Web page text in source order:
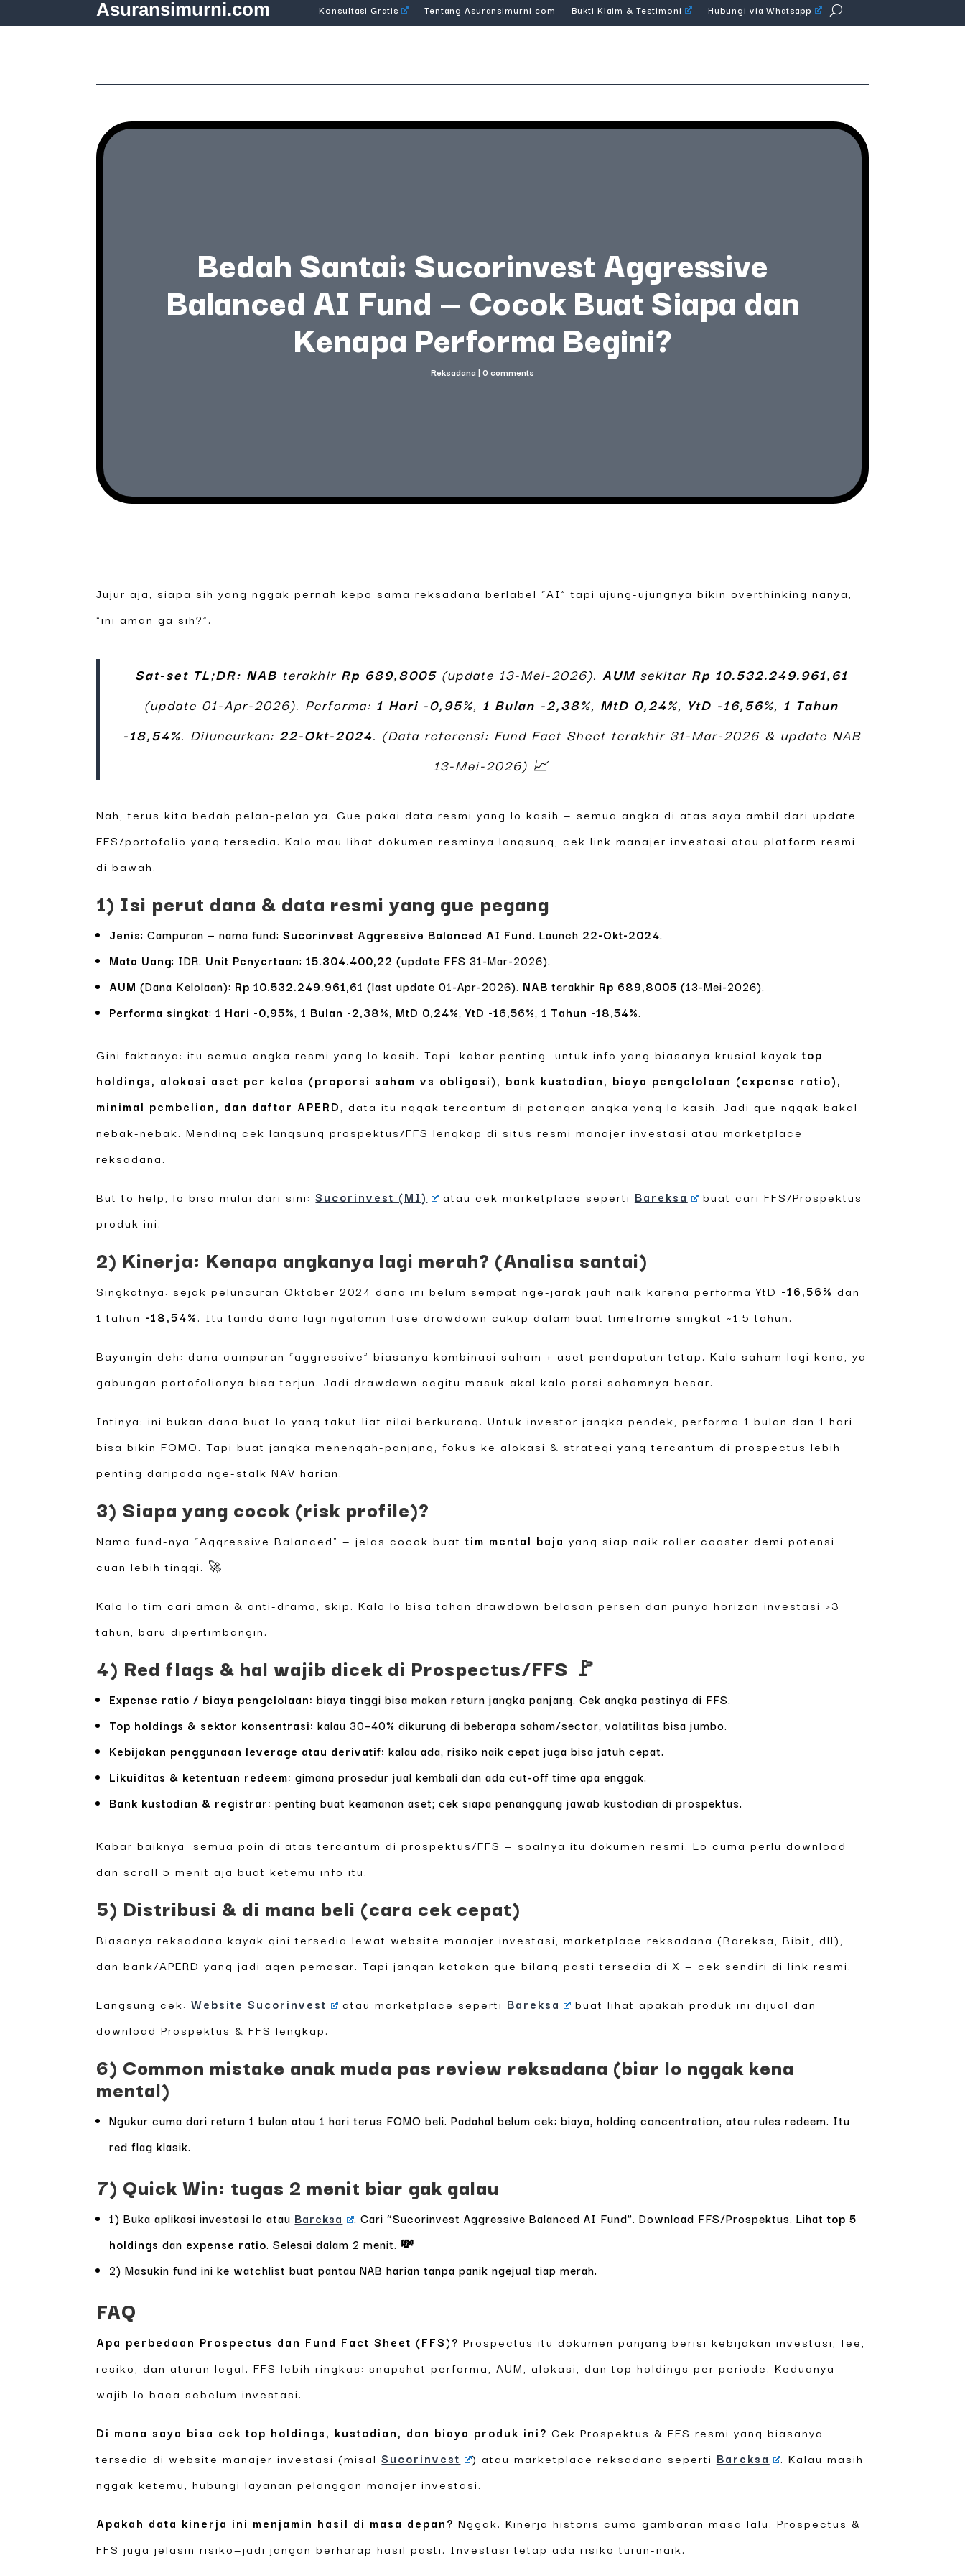
Asuransimurni.com Konsultasi Gratis Tentang Asuransimurni.com Bukti Klaim & Testimoni Hubungi via Whatsapp
Bedah Santai: Sucorinvest Aggressive
Balanced AI Fund — Cocok Buat Siapa dan
Kenapa Performa Begini?
Reksadana | 0 comments
Jujur aja, siapa sih yang nggak pernah kepo sama reksadana berlabel “AI” tapi ujung-ujungnya bikin overthinking nanya,
“ini aman ga sih?”.
Sat-set TL;DR: NAB terakhir Rp 689,8005 (update 13-Mei-2026). AUM sekitar Rp 10.532.249.961,61
(update 01-Apr-2026). Performa: 1 Hari -0,95%, 1 Bulan -2,38%, MtD 0,24%, YtD -16,56%, 1 Tahun
-18,54%. Diluncurkan: 22-Okt-2024. (Data referensi: Fund Fact Sheet terakhir 31-Mar-2026 & update NAB
13-Mei-2026) 📈
Nah, terus kita bedah pelan-pelan ya. Gue pakai data resmi yang lo kasih — semua angka di atas saya ambil dari update
FFS/portofolio yang tersedia. Kalo mau lihat dokumen resminya langsung, cek link manajer investasi atau platform resmi
di bawah.
1) Isi perut dana & data resmi yang gue pegang
Jenis: Campuran — nama fund:Sucorinvest Aggressive Balanced AI Fund. Launch 22-Okt-2024.
Mata Uang: IDR. Unit Penyertaan:15.304.400,22 (update FFS 31-Mar-2026).
AUM (Dana Kelolaan): Rp 10.532.249.961,61 (last update 01-Apr-2026). NAB terakhir Rp 689,8005 (13-Mei-2026).
Performa singkat:1 Hari -0,95%,1 Bulan -2,38%, MtD 0,24%,YtD -16,56%,1 Tahun -18,54%.
Gini faktanya: itu semua angka resmi yang lo kasih. Tapi—kabar penting—untuk info yang biasanya krusial kayaktop
holdings, alokasi aset per kelas (proporsi saham vs obligasi), bank kustodian, biaya pengelolaan (expense ratio),
minimal pembelian, dan daftar APERD, data itu nggak tercantum di potongan angka yang lo kasih. Jadi gue nggak bakal
nebak-nebak. Mending cek langsung prospektus/FFS lengkap di situs resmi manajer investasi atau marketplace
reksadana.
But to help, lo bisa mulai dari sini:Sucorinvest (MI) atau cek marketplace seperti Bareksa
buat cari FFS/Prospektus
produk ini.
2) Kinerja: Kenapa angkanya lagi merah? (Analisa santai)
Singkatnya: sejak peluncuran Oktober 2024 dana ini belum sempat nge-jarak jauh naik karena performa YtD -16,56% dan
1 tahun -18,54%. Itu tanda dana lagi ngalamin fase drawdown cukup dalam buat timeframe singkat ~1.5 tahun.
Bayangin deh: dana campuran “aggressive” biasanya kombinasi saham + aset pendapatan tetap. Kalo saham lagi kena, ya
gabungan portofolionya bisa terjun. Jadi drawdown segitu masuk akal kalo porsi sahamnya besar.
Intinya: ini bukan dana buat lo yang takut liat nilai berkurang. Untuk investor jangka pendek, performa 1 bulan dan 1 hari
bisa bikin FOMO. Tapi buat jangka menengah-panjang, fokus ke alokasi & strategi yang tercantum di prospectus lebih
penting daripada nge-stalk NAV harian.
3) Siapa yang cocok (risk profile)?
Nama fund-nya “Aggressive Balanced” — jelas cocok buattim mental baja yang siap naik roller coaster demi potensi
cuan lebih tinggi. 🚀
Kalo lo tim cari aman & anti-drama, skip. Kalo lo bisa tahan drawdown belasan persen dan punya horizon investasi >3
tahun, baru dipertimbangin.
4) Red flags & hal wajib dicek di Prospectus/FFS 🚩
Expense ratio / biaya pengelolaan: biaya tinggi bisa makan return jangka panjang. Cek angka pastinya di FFS.
Top holdings & sektor konsentrasi: kalau 30–40% dikurung di beberapa saham/sector, volatilitas bisa jumbo.
Kebijakan penggunaan leverage atau derivatif: kalau ada, risiko naik cepat juga bisa jatuh cepat.
Likuiditas & ketentuan redeem: gimana prosedur jual kembali dan ada cut-off time apa enggak.
Bank kustodian & registrar: penting buat keamanan aset; cek siapa penanggung jawab kustodian di prospektus.
Kabar baiknya: semua poin di atas tercantum di prospektus/FFS — soalnya itu dokumen resmi. Lo cuma perlu download
dan scroll 5 menit aja buat ketemu info itu.
5) Distribusi & di mana beli (cara cek cepat)
Biasanya reksadana kayak gini tersedia lewat website manajer investasi, marketplace reksadana (Bareksa, Bibit, dll),
dan bank/APERD yang jadi agen pemasar. Tapi jangan katakan gue bilang pasti tersedia di X — cek sendiri di link resmi.
Langsung cek:Website Sucorinvest atau marketplace seperti Bareksa
buat lihat apakah produk ini dijual dan
download Prospektus & FFS lengkap.
6) Common mistake anak muda pas review reksadana (biar lo nggak kena
mental)
Ngukur cuma dari return 1 bulan atau 1 hari terus FOMO beli. Padahal belum cek: biaya, holding concentration, atau rules redeem. Itu
red flag klasik.
7) Quick Win: tugas 2 menit biar gak galau
1) Buka aplikasi investasi lo atau Bareksa . Cari “Sucorinvest Aggressive Balanced AI Fund”. Download FFS/Prospektus. Lihattop 5
holdings dan expense ratio. Selesai dalam 2 menit. 💸
2) Masukin fund ini ke watchlist buat pantau NAB harian tanpa panik ngejual tiap merah.
FAQ
Apa perbedaan Prospectus dan Fund Fact Sheet (FFS)? Prospectus itu dokumen panjang berisi kebijakan investasi, fee,
resiko, dan aturan legal. FFS lebih ringkas: snapshot performa, AUM, alokasi, dan top holdings per periode. Keduanya
wajib lo baca sebelum investasi.
Di mana saya bisa cek top holdings, kustodian, dan biaya produk ini? Cek Prospektus & FFS resmi yang biasanya
tersedia di website manajer investasi (misalSucorinvest ) atau marketplace reksadana seperti Bareksa
. Kalau masih
nggak ketemu, hubungi layanan pelanggan manajer investasi.
Apakah data kinerja ini menjamin hasil di masa depan? Nggak. Kinerja historis cuma gambaran masa lalu. Prospectus &
FFS juga jelasin risiko—jadi jangan berharap hasil pasti. Investasi tetap ada risiko turun-naik.